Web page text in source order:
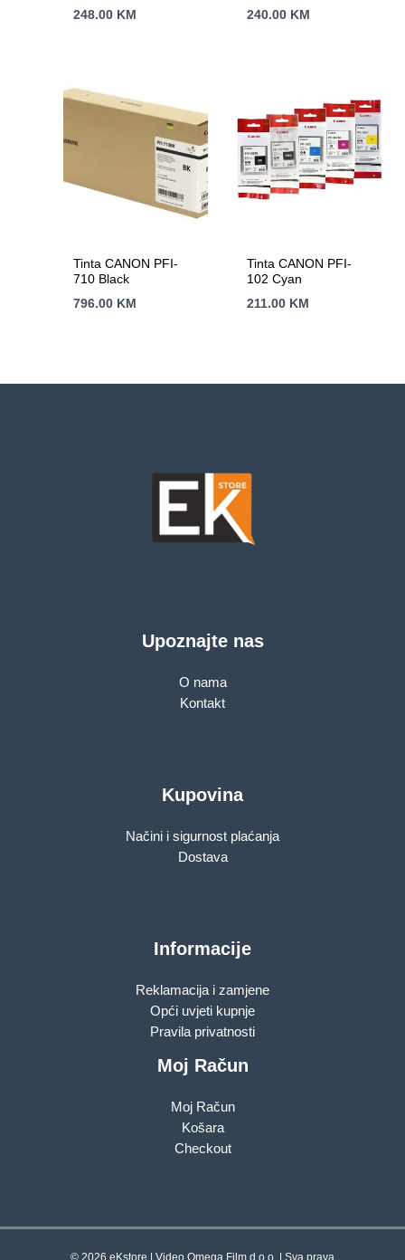
248.00 KM
240.00 KM
Tinta CANON PFI-
710 Black
796.00 KM
Tinta CANON PFI-
102 Cyan
211.00 KM
Upoznajte nas
O nama
Kontakt
Kupovina
Načini i sigurnost plaćanja
Dostava
Informacije
Reklamacija i zamjene
Opći uvjeti kupnje
Pravila privatnosti
Moj Račun
Moj Račun
Košara
Checkout